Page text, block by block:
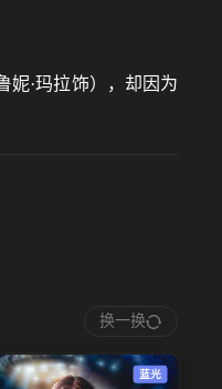
·玛拉饰），却因为
换一换
蓝光